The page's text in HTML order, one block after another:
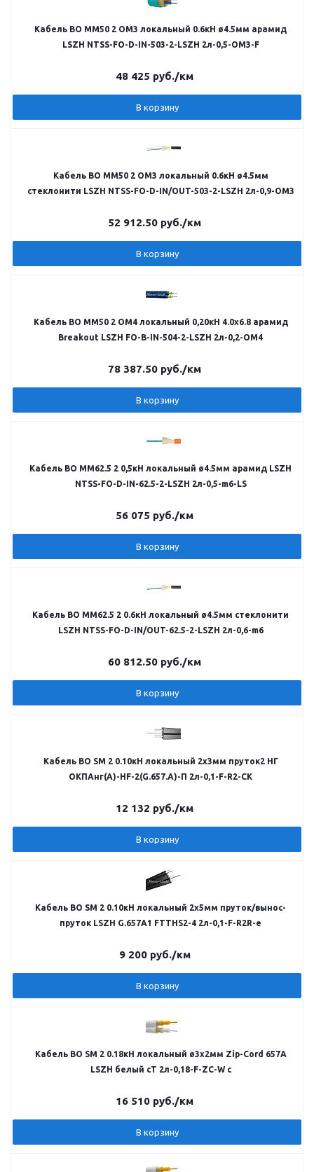
Кабель ВО MM50 2 OM3 локальный 0.6кН ø4.5мм арамид
LSZH NTSS-FO-D-IN-503-2-LSZH 2л-0,5-OM3-F
48 425 руб./км
В корзину
Кабель ВО MM50 2 OM3 локальный 0.6кН ø4.5мм
стеклонити LSZH NTSS-FO-D-IN/OUT-503-2-LSZH 2л-0,9-OM3
52 912.50 руб./км
В корзину
Кабель ВО MM50 2 OM4 локальный 0,20кН 4.0х6.8 арамид
Breakout LSZH FO-B-IN-504-2-LSZH 2л-0,2-OM4
78 387.50 руб./км
В корзину
Кабель ВО MM62.5 2 0,5кН локальный ø4.5мм арамид LSZH
NTSS-FO-D-IN-62.5-2-LSZH 2л-0,5-m6-LS
56 075 руб./км
В корзину
Кабель ВО MM62.5 2 0.6кН локальный ø4.5мм стеклонити
LSZH NTSS-FO-D-IN/OUT-62.5-2-LSZH 2л-0,6-m6
60 812.50 руб./км
В корзину
Кабель ВО SM 2 0.10кН локальный 2х3мм пруток2 НГ
ОКПАнг(А)-HF-2(G.657.А)-П 2л-0,1-F-R2-СК
12 132 руб./км
В корзину
Кабель ВО SM 2 0.10кН локальный 2х5мм пруток/вынос-
пруток LSZH G.657A1 FTTHS2-4 2л-0,1-F-R2R-е
9 200руб./км
В корзину
Кабель ВО SM 2 0.18кН локальный ø3х2мм Zip-Cord 657A
LSZH белый cT 2л-0,18-F-ZC-W c
16 510 руб./км
В корзину